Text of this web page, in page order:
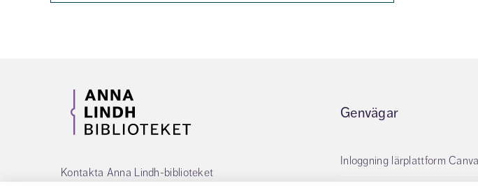
Kontakta Anna Lindh-biblioteket
Genvägar
Inloggning lärplattform